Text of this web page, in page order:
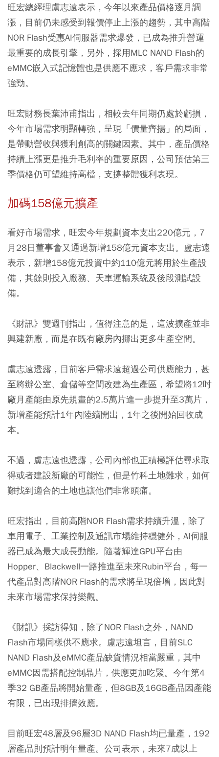
旺宏總經理盧志遠表示，今年以來產品價格逐月調
漲，目前仍未感受到報價停止上漲的趨勢，其中高階
NOR Flash受惠AI伺服器需求爆發，已成為推升營運
最重要的成長引擎，另外，採用MLC NAND Flash的
eMMC嵌入式記憶體也是供應不應求，客戶需求非常
強勁。
旺宏財務長葉沛甫指出，相較去年同期仍處於虧損，
今年市場需求明顯轉強，呈現「價量齊揚」的局面，
是帶動營收與獲利創高的關鍵因素。其中，產品價格
持續上漲更是推升毛利率的重要原因，公司預估第三
季價格仍可望維持高檔，支撐整體獲利表現。
加碼158億元擴產
看好市場需求，旺宏今年規劃資本支出220億元，7
月28日董事會又通過新增158億元資本支出。盧志遠
表示，新增158億元投資中約110億元將用於生產設
備，其餘則投入廠務、天車運輸系統及後段測試設
備。
《財訊》雙週刊指出，值得注意的是，這波擴產並非
興建新廠，而是在既有廠房內挪出更多生產空間。
盧志遠透露，目前客戶需求遠超過公司供應能力，甚
至將辦公室、倉儲等空間改建為生產區，希望將12吋
廠月產能由原先規畫的2.5萬片進一步提升至3萬片，
新增產能預計1年內陸續開出，1年之後開始回收成
本。
不過，盧志遠也透露，公司內部也正積極評估尋求取
得或者建設新廠的可能性，但是竹科土地難求，如何
難找到適合的土地也讓他們非常頭痛。
旺宏指出，目前高階NOR Flash需求持續升溫，除了
車用電子、工業控制及通訊市場維持穩健外，AI伺服
器已成為最大成長動能。隨著輝達GPU平台由
Hopper、Blackwell一路推進至未來Rubin平台，每一
代產品對高階NOR Flash的需求將呈現倍增，因此對
未來市場需求保持樂觀。
《財訊》採訪得知，除了NOR Flash之外，NAND
Flash市場同樣供不應求。盧志遠坦言，目前SLC
NAND Flash及eMMC產品缺貨情況相當嚴重，其中
eMMC因需搭配控制晶片，供應更加吃緊。今年第4
季32 GB產品將開始量產，但8GB及16GB產品因產能
有限，已出現排擠效應。
目前旺宏48層及96層3D NAND Flash均已量產，192
層產品則預計明年量產。公司表示，未來7成以上